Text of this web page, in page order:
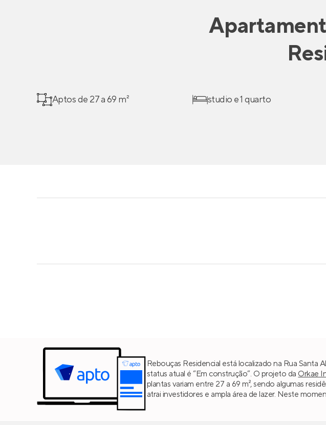
Aptos de 27 a 69 m² studio e 1 quarto
Rebouças Residencial está localizado na Rua Santa
status atual é “Em construção”. O projeto da Orkae
plantas variam entre 27 a 69 m², sendo algumas
atrai investidores e ampla área de lazer. Neste